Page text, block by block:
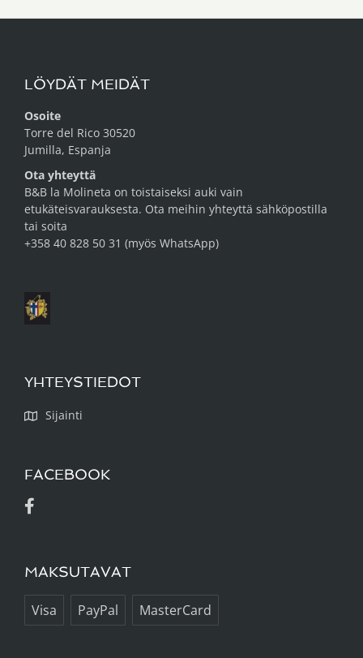
LÖYDÄT MEIDÄT
Osoite
Torre del Rico 30520
Jumilla, Espanja
Ota yhteyttä
B&B la Molineta on toistaiseksi auki vain
etukäteisvarauksesta. Ota meihin yhteyttä sähköpostilla
tai soita
+358 40 828 50 31 (myös WhatsApp)
YHTEYSTIEDOT
Sijainti
FACEBOOK
MAKSUTAVAT
Visa PayPal MasterCard